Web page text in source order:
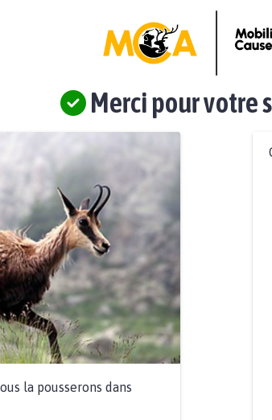
Merci pour votre
la pousserons dans